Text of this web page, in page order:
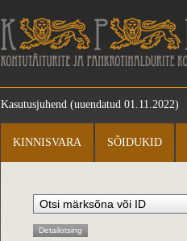
Kasutusjuhend(uuendatud 01.11.2022)
KINNISVARA SÕIDUKID
Detailotsing